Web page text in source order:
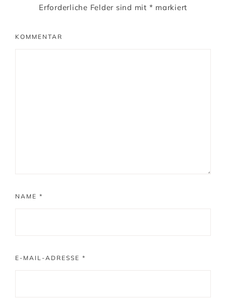
Erforderliche Felder sind mit * markiert
KOMMENTAR
NAME *
E-MAIL-ADRESSE *